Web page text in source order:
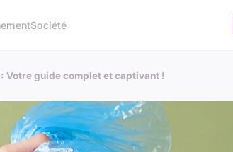
Société
Votre guide complet et captivant !